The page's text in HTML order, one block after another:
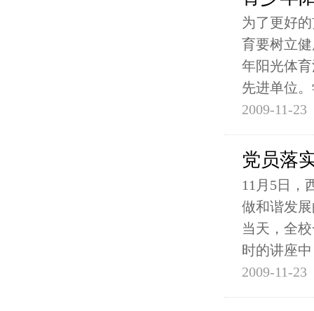
为了更好
育要树立
年阳光体
先进单位
2009-11-23
党员落
11月5日，
做和谐发
当天，全
时的讲座
2009-11-23